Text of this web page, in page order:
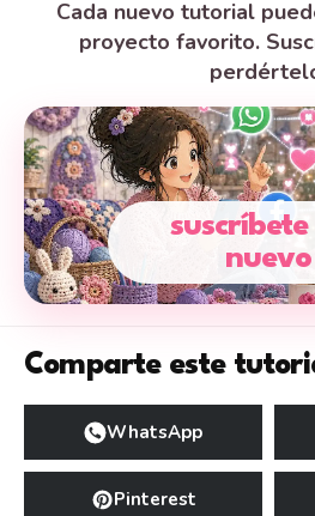
Cada nuevo tutorial
proyecto favorito.
nuevo
Comparte este
WhatsApp
Pinterest